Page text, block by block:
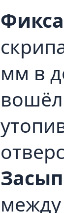
мм в
вошёл